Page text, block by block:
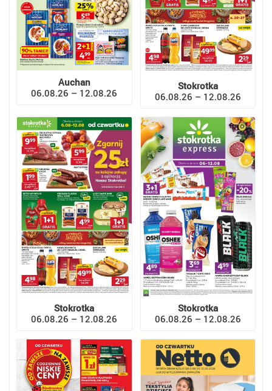
Auchan
06.08.26 – 12.08.26
Stokrotka
06.08.26 – 12.08.26
Stokrotka
06.08.26 – 12.08.26
Stokrotka
06.08.26 – 12.08.26